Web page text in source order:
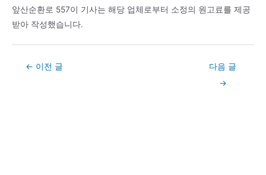
앞산순환로 557이 기사는 해당 업체로부터 소정의 원고료를 제공
받아 작성했습니다.
Post← 이전 글
다음 글
→